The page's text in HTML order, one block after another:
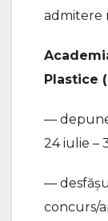
admitere
Plastice
—
24 iulie –
—
concurs/